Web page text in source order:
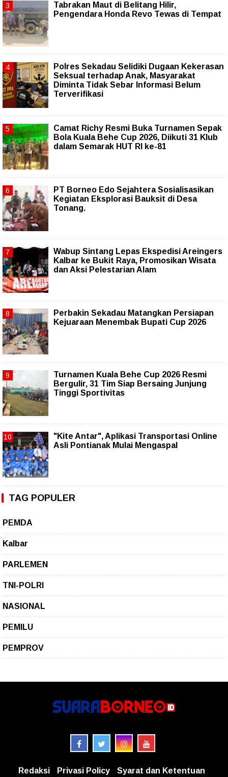
Tabrakan Maut di Belitang Hilir,
Pengendara Honda Revo Tewas di Tempat
Polres Sekadau Selidiki Dugaan Kekerasan
Seksual terhadap Anak, Masyarakat
Diminta Tidak Sebar Informasi Belum
Terverifikasi
Camat Richy Resmi Buka Turnamen Sepak
Bola Kuala Behe Cup 2026, Diikuti 31 Klub
dalam Semarak HUT RI ke-81
PT Borneo Edo Sejahtera Sosialisasikan
Kegiatan Eksplorasi Bauksit di Desa
Tonang.
Wabup Sintang Lepas Ekspedisi Areingers
Kalbar ke Bukit Raya, Promosikan Wisata
dan Aksi Pelestarian Alam
Perbakin Sekadau Matangkan Persiapan
Kejuaraan Menembak Bupati Cup 2026
Turnamen Kuala Behe Cup 2026 Resmi
Bergulir, 31 Tim Siap Bersaing Junjung
Tinggi Sportivitas
"Kite Antar", Aplikasi Transportasi Online
Asli Pontianak Mulai Mengaspal
TAG POPULER
PEMDA
Kalbar
PARLEMEN
TNI-POLRI
NASIONAL
PEMILU
PEMPROV
Redaksi Privasi Policy Syarat dan Ketentuan